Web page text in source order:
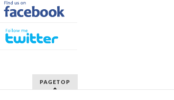
PAGETOP